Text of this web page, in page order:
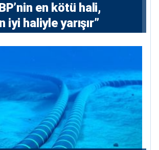
en kötü hali,
iyi haliyle yarışır”